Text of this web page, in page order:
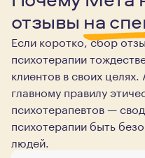
отзывы на
Если коротко, сбор
психотерапии
клиентов в своих
главному правилу
психотерапевтов —
психотерапии быть
людей.